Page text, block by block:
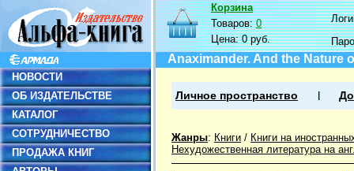
НОВОСТИ
ОБ ИЗДАТЕЛЬСТВЕ
КАТАЛОГ
СОТРУДНИЧЕСТВО
ПРОДАЖА КНИГ
Корзина
Товаров:0
Цена:0 руб.
Anaximander. And the Nature
Личное пространство
Жанры: Книги / Книги на
Нехудожественная литература на